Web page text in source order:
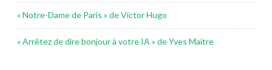
« Notre-Dame de Paris » de Victor Hugo
« Arrêtez de dire bonjour à votre IA » de Yves Maitre